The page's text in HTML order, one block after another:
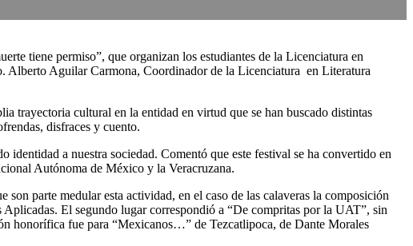
tiene permiso”, que organizan los estudiantes de la Licenciatura en
Aguilar Carmona, Coordinador de la Licenciatura en Literatura
trayectoria cultural en la entidad en virtud que se han buscado distintas
disfraces y cuento.
a nuestra sociedad. Comentó que este festival se ha convertido en
Autónoma de México y la Veracruzana.
parte medular esta actividad, en el caso de las calaveras la composición
El segundo lugar correspondió a “De compritas por la UAT”, sin
honorífica fue para “Mexicanos…” de Tezcatlipoca, de Dante Morales